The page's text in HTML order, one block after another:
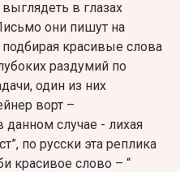
выглядеть в глазах
они пишут на
красивые слова
раздумий по
один из них
ворт –
данном случае - лихая
по русски эта реплика
красивое словo – “